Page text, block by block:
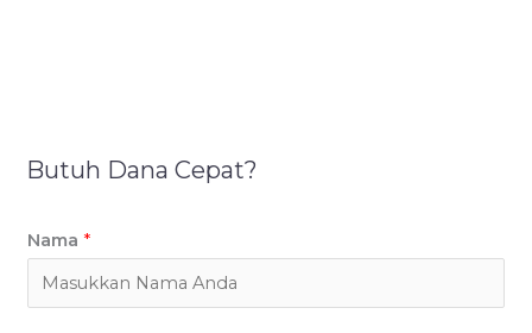
Butuh Dana Cepat?
Nama *